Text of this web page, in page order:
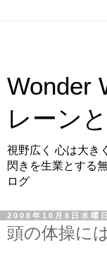
Wonder
レーン
視野広く 心は大き
閃きを生業とする
ログ
2008年10月8日水曜日
頭の体操に